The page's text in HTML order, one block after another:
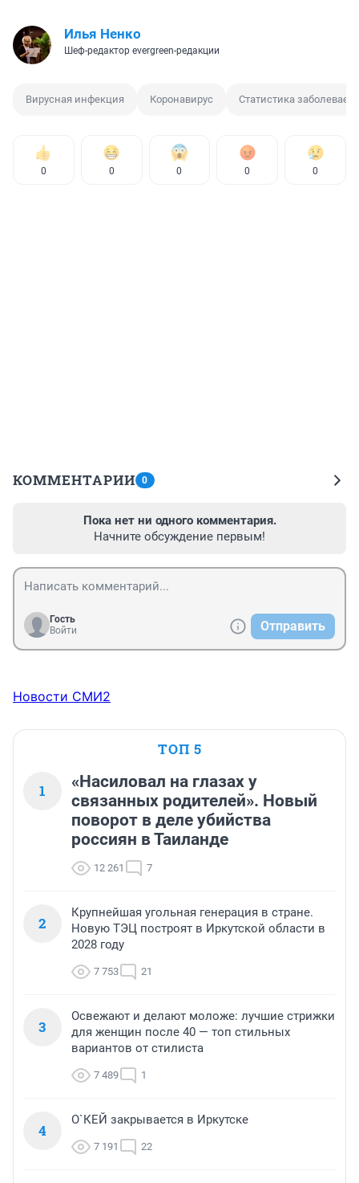
Илья Ненко
Шеф-редактор evergreen-редакции
Вирусная инфекция Коронавирус Статистика
0 0 0 0 0
КОММЕНТАРИИ 0
Пока нет ни одного комментария.
Начните обсуждение первым!
Гость
Войти
Отправить
Новости СМИ2
ТОП 5
1
«Насиловал на глазах у
связанных родителей». Новый
поворот в деле убийства
россиян в Таиланде
12 261 7
2
Крупнейшая угольная генерация в стране.
Новую ТЭЦ построят в Иркутской области в
2028 году
7 753 21
3
Освежают и делают моложе: лучшие стрижки
для женщин после 40 — топ стильных
вариантов от стилиста
7 489 1
4
О`КЕЙ закрывается в Иркутске
7 191 22